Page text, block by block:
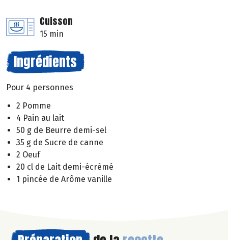
Cuisson
15 min
Ingrédients
Pour 4 personnes
2 Pomme
4 Pain au lait
50 g de Beurre demi-sel
35 g de Sucre de canne
2 Oeuf
20 cl de Lait demi-écrémé
1 pincée de Arôme vanille